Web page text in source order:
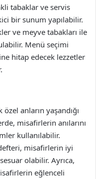
tabaklar ve servis
bir sunum yapılabilir.
ve meyve tabakları ile
Menü seçimi
hitap edecek lezzetler
anların yaşandığı
misafirlerin anılarını
kullanılabilir.
misafirlerin iyi
olabilir. Ayrıca,
eğlenceli